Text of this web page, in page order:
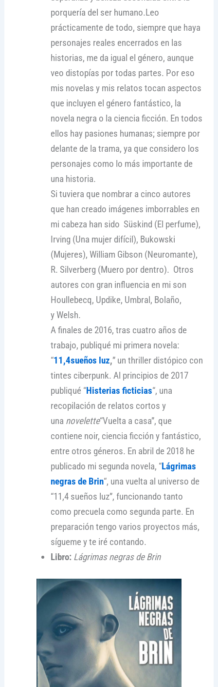
porquería del ser humano.Leo
prácticamente de todo, siempre que haya
personajes reales encerrados en las
historias, me da igual el género, aunque
veo distopías por todas partes. Por eso
mis novelas y mis relatos tocan aspectos
que incluyen el género fantástico, la
novela negra o la ciencia ficción. En todos
ellos hay pasiones humanas; siempre por
delante de la trama, ya que considero los
personajes como lo más importante de
una historia.
Si tuviera que nombrar a cinco autores
que han creado imágenes imborrables en
mi cabeza han sido Süskind (El perfume),
Irving (Una mujer difícil), Bukowski
(Mujeres), William Gibson (Neuromante),
R. Silverberg (Muero por dentro). Otros
autores con gran influencia en mi son
Houllebecq, Updike, Umbral, Bolaño,
y Welsh.
A finales de 2016, tras cuatro años de
trabajo, publiqué mi primera novela:
“11,4sueños luz,” un thriller distópico con
tintes ciberpunk. Al principios de 2017
publiqué “Histerias ficticias“, una
recopilación de relatos cortos y
una novelette“Vuelta a casa”, que
contiene noir, ciencia ficción y fantástico,
entre otros géneros. En abril de 2018 he
publicado mi segunda novela, “Lágrimas
negras de Brin“, una vuelta al universo de
“11,4 sueños luz”, funcionando tanto
como precuela como segunda parte. En
preparación tengo varios proyectos más,
sígueme y te iré contando.
Libro: Lágrimas negras de Brin